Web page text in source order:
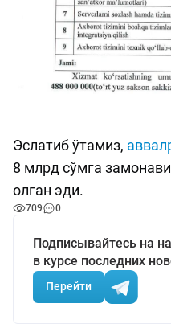
Эслатиб ўтамиз,
8 млрд сўмга
олган эди.
709 0
Подписывайтесь на
в курсе последних
Перейти